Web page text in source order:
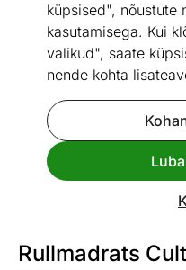
küpsised", nõustute
kasutamisega. Kui
valikud", saate
nende kohta
Rullmadrats